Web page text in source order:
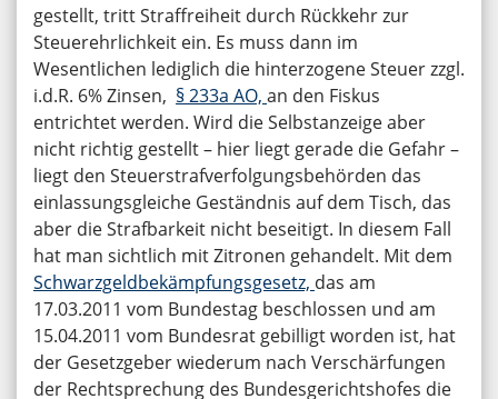
gestellt, tritt Straffreiheit durch Rückkehr zur
Steuerehrlichkeit ein. Es muss dann im
Wesentlichen lediglich die hinterzogene Steuer zzgl.
i.d.R. 6% Zinsen, § 233a AO, an den Fiskus
entrichtet werden. Wird die Selbstanzeige aber
nicht richtig gestellt – hier liegt gerade die Gefahr –
liegt den Steuerstrafverfolgungsbehörden das
einlassungsgleiche Geständnis auf dem Tisch, das
aber die Strafbarkeit nicht beseitigt. In diesem Fall
hat man sichtlich mit Zitronen gehandelt. Mit dem
Schwarzgeldbekämpfungsgesetz, das am
17.03.2011 vom Bundestag beschlossen und am
15.04.2011 vom Bundesrat gebilligt worden ist, hat
der Gesetzgeber wiederum nach Verschärfungen
der Rechtsprechung des Bundesgerichtshofes die